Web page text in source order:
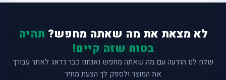
לא מצאת את מה שאתה מחפש? תהיה
בטוח שזה קיים!
שלח לנו הודעה עם מה שאתה מחפש ואנחנו כבר נדאג לאתר עבורך
את המוצר ולספק לך הצעת מחיר